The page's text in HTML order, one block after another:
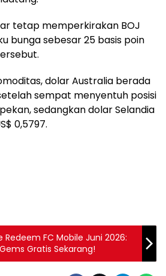
tetap memperkirakan BOJ
bunga sebesar 25 basis poin
dolar Australia berada
sempat menyentuh posisi
sedangkan dolar Selandia
0,5797.
Redeem FC Mobile Juni 2026:
Gratis Sekarang!